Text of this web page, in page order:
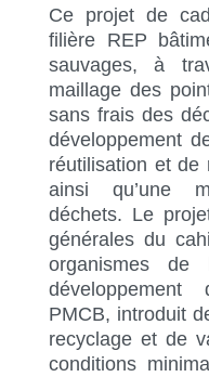
Ce projet de
filière REP
sauvages, à
maillage des
sans frais des
développement
réutilisation et de
ainsi qu’une
déchets. Le
générales du
organismes de
développement
PMCB, introduit
recyclage et de
conditions